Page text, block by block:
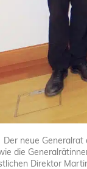
Der neue Generalrat
die
Direktor